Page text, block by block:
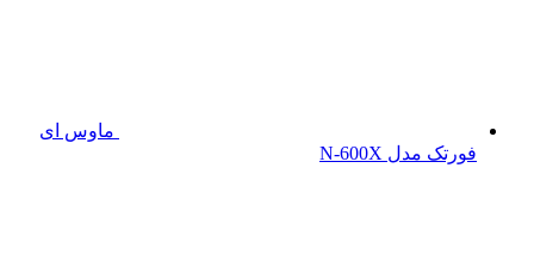
ماوس ای
فورتک مدل N-600X